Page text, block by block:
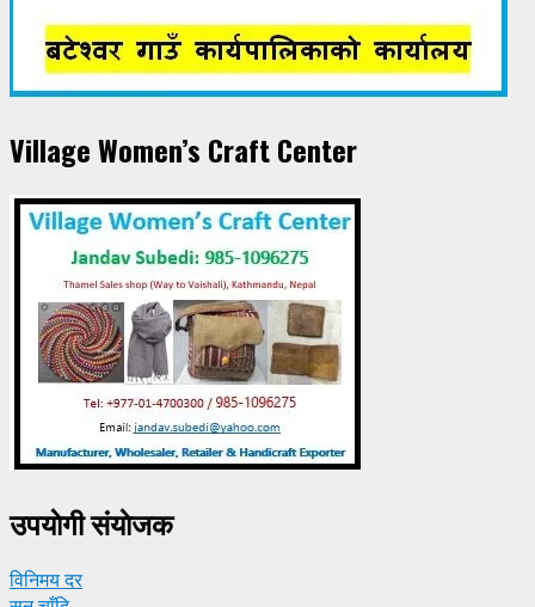
Village Women’s Craft Center
उपयाेगी संयाेजक
विनिमय दर